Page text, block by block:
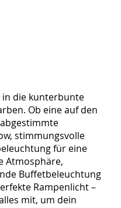
in die kunterbunte
Ob eine auf den
stimmungsvolle
für eine
Atmosphäre,
Buffetbeleuchtung
Rampenlicht –
mit, um dein